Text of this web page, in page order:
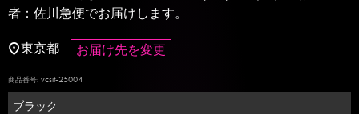
者：佐川急便でお届けします。
東京都 お届け先を変更
商品番号 vcsit-25004
ブラック